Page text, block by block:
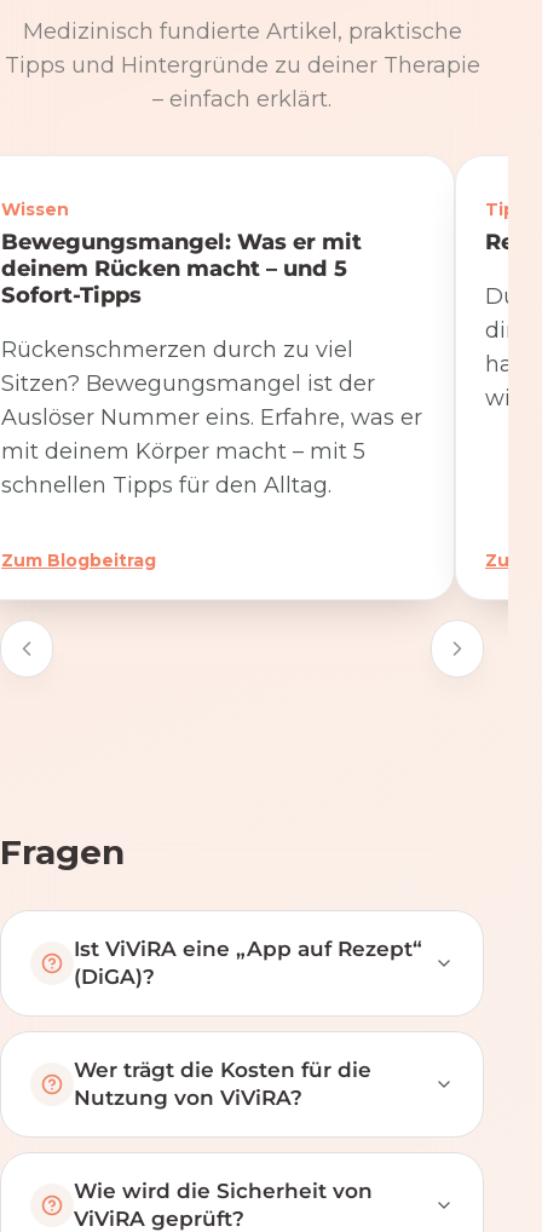
Medizinisch fundierte Artikel, praktische
Tipps und Hintergründe zu deiner Therapie
– einfach erklärt.
Wissen
Bewegungsmangel: Was er mit
deinem Rücken macht – und 5
Sofort-Tipps
Rückenschmerzen durch zu viel
Sitzen? Bewegungsmangel ist der
Auslöser Nummer eins. Erfahre, was er
mit deinem Körper macht – mit 5
schnellen Tipps für den Alltag.
Zum Blogbeitrag
Tipps
Du
hat.
Zum
Fragen
Ist ViViRA eine „App auf Rezept“
(DiGA)?
Wer trägt die Kosten für die
Nutzung von ViViRA?
Wie wird die Sicherheit von
ViViRA geprüft?